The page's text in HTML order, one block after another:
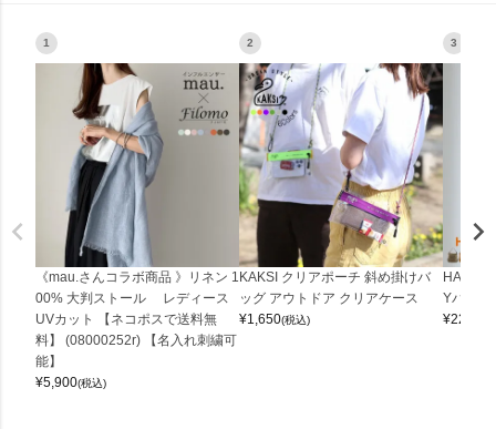
1
《mau.さんコラボ商品 》リネン 1
00% 大判ストール レディース
UVカット 【ネコポスで送料無
料】 (08000252r) 【名入れ刺繍可
能】
¥5,900(税込)
2
KAKSI クリアポーチ 斜め掛けバ
ッグ アウトドア クリアケース
¥1,650(税込)
3
Yバッグ
¥22,000